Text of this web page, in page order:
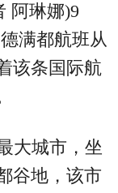
阿琳娜)9
满都航班从
该条国际航
大城市，坐
谷地，该市